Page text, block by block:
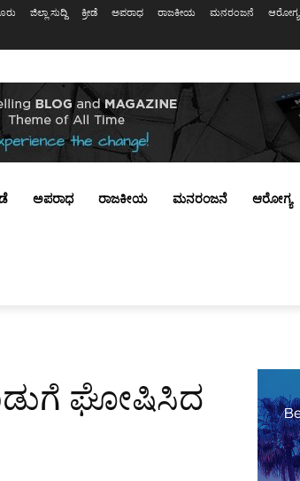
ಜಿಲ್ಲಾ ಸುದ್ದಿ ಕ್ರೀಡೆ ಅಪರಾಧ ರಾಜಕೀಯ ಮನರಂಜನೆ ಆರೋಗ್ಯ
ಅಪರಾಧ ರಾಜಕೀಯ ಮನರಂಜನೆ ಆರೋಗ್ಯ
ಘೋಷಿಸಿದ